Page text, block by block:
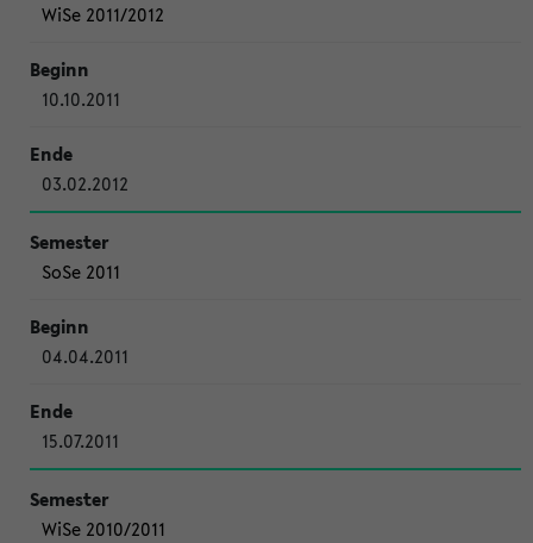
WiSe 2011/2012
10.10.2011
03.02.2012
SoSe 2011
04.04.2011
15.07.2011
WiSe 2010/2011